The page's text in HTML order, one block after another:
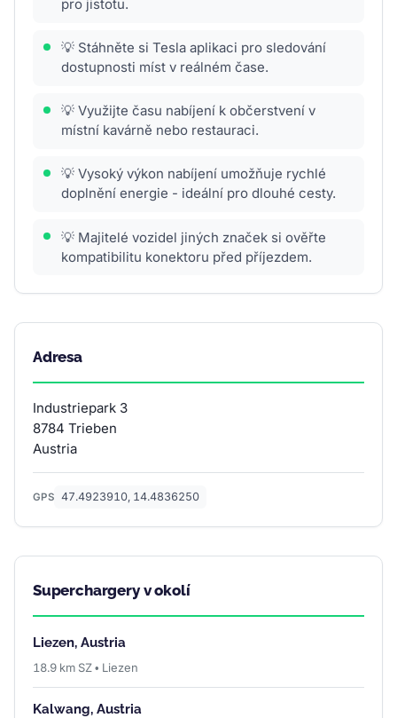
pro jistotu.
💡 Stáhněte si Tesla aplikaci pro sledování
dostupnosti míst v reálném čase.
💡 Využijte času nabíjení k občerstvení v
místní kavárně nebo restauraci.
💡 Vysoký výkon nabíjení umožňuje rychlé
doplnění energie - ideální pro dlouhé cesty.
💡 Majitelé vozidel jiných značek si ověřte
kompatibilitu konektoru před příjezdem.
Adresa
Industriepark 3
8784 Trieben
Austria
GPS 47.4923910, 14.4836250
Superchargery v okolí
Liezen, Austria
18.9 km SZ • Liezen
Kalwang, Austria